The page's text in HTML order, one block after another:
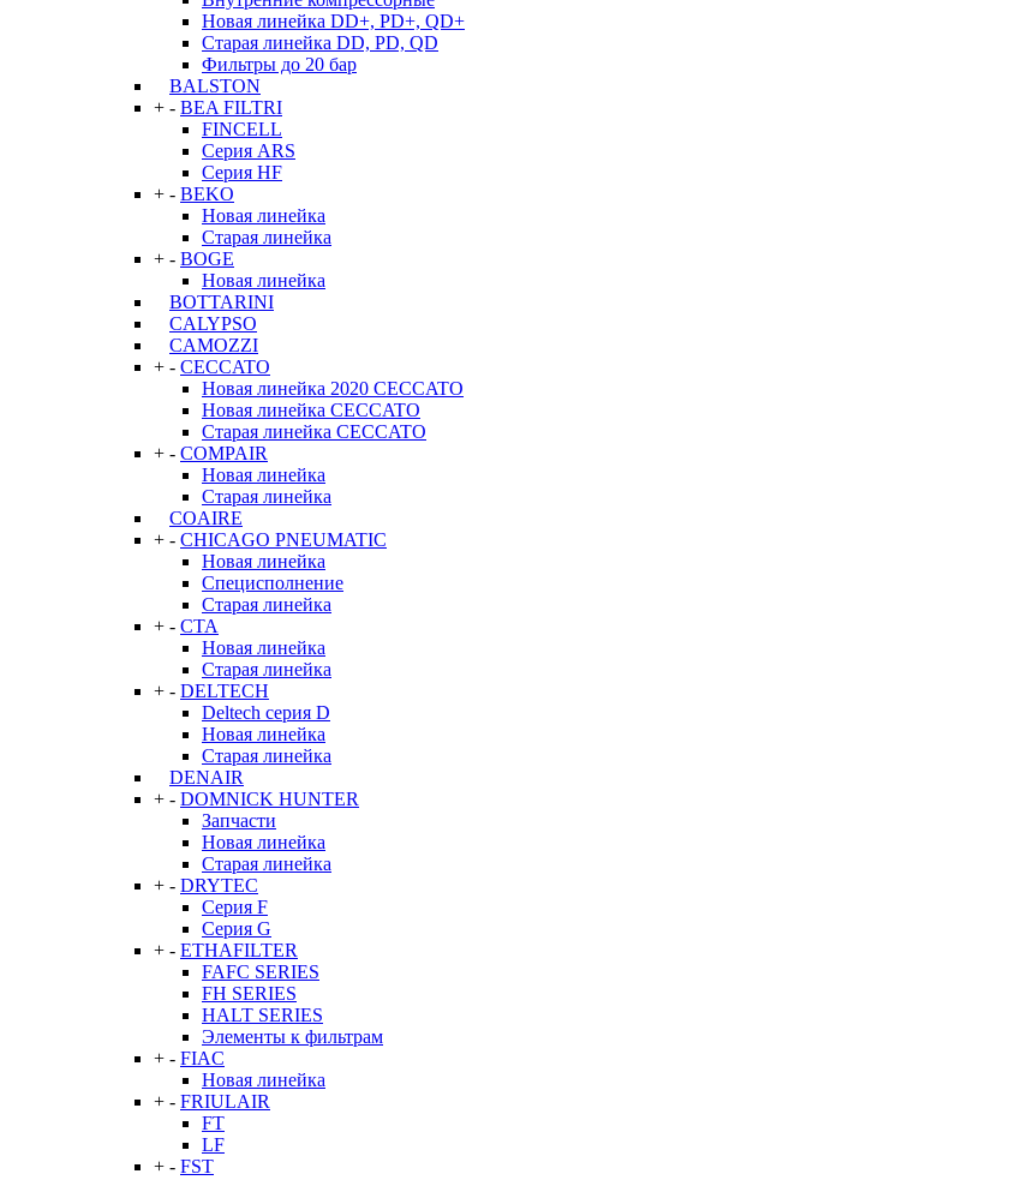
Новая линейка DD+, PD+, QD+
Старая линейка DD, PD, QD
Фильтры до 20 бар
BALSTON
+ - BEA FILTRI
FINCELL
Серия ARS
Серия HF
+ - BEKO
Новая линейка
Старая линейка
+ - BOGE
Новая линейка
BOTTARINI
CALYPSO
CAMOZZI
+ - CECCATO
Новая линейка 2020 CECCATO
Новая линейка CECCATO
Старая линейка CECCATO
+ - COMPAIR
Новая линейка
Старая линейка
COAIRE
+ - CHICAGO PNEUMATIC
Новая линейка
Специсполнение
Старая линейка
+ - CTA
Новая линейка
Старая линейка
+ - DELTECH
Deltech серия D
Новая линейка
Старая линейка
DENAIR
+ - DOMNICK HUNTER
Запчасти
Новая линейка
Старая линейка
+ - DRYTEC
Серия F
Серия G
+ - ETHAFILTER
FAFC SERIES
FH SERIES
HALT SERIES
Элементы к фильтрам
+ - FIAC
Новая линейка
+ - FRIULAIR
FT
LF
+ - FST